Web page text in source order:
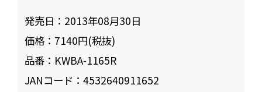
発売日： 2013年08月30日
価格： 7140円(税抜)
品番： KWBA-1165R
JANコード：4532640911652